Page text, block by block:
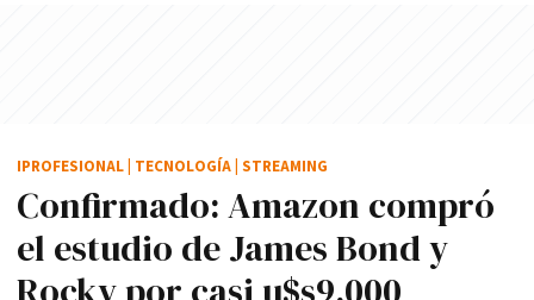
Confirmado: Amazon compró
el estudio de James Bond y
IPROFESIONAL TECNOLOGÍA STREAMING